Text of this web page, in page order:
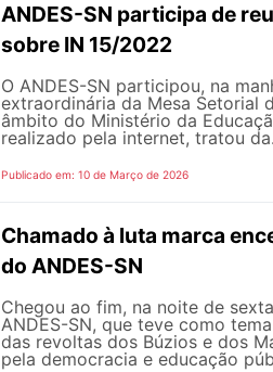
ANDES-SN participa de
sobre IN 15/2022
O ANDES-SN participou, na
extraordinária da Mesa Setorial
âmbito do Ministério da
realizado pela internet, tratou
Publicado em: 10 de Março de 2026
Chamado à luta marca
do ANDES-SN
Chegou ao fim, na noite de
ANDES-SN, que teve como
das revoltas dos Búzios e dos
pela democracia e educação